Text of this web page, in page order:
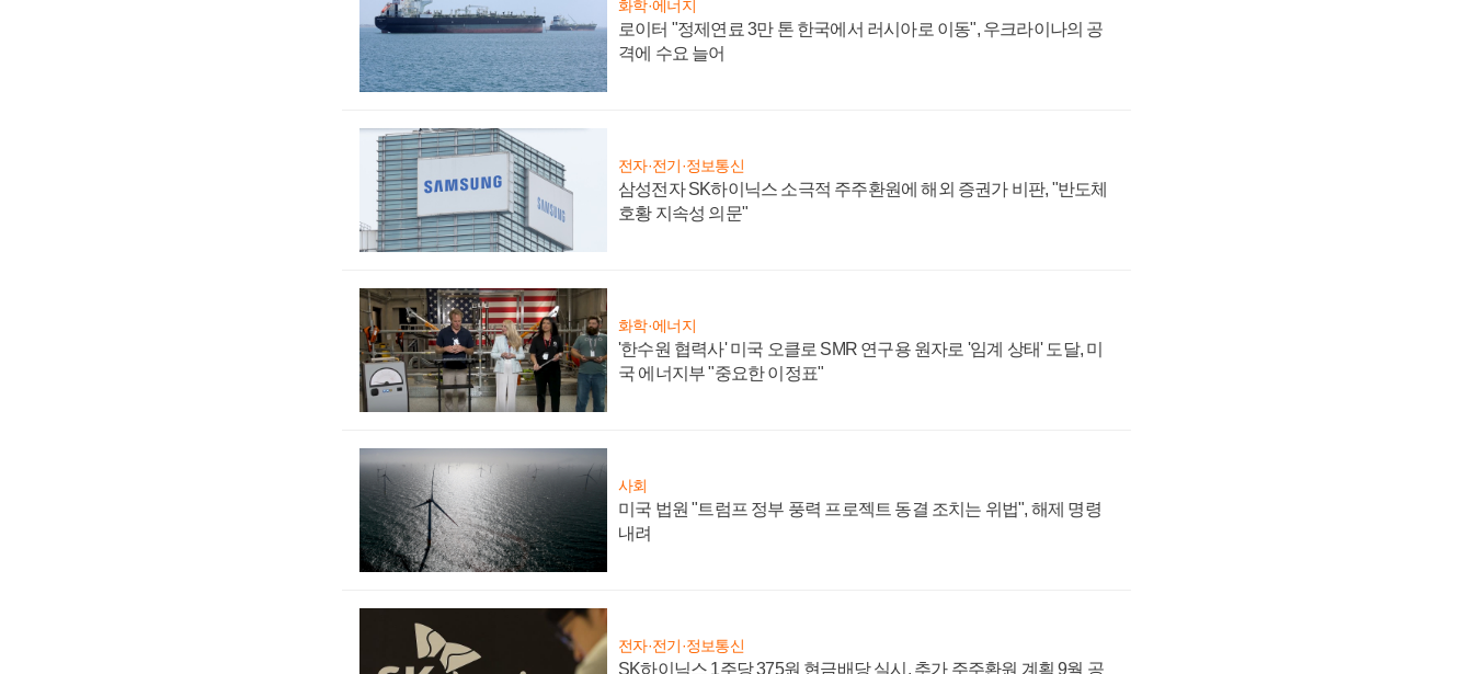
화학·에너지
로이터 "정제연료 3만 톤 한국에서 러시아로 이동", 우크라이나의 공
격에 수요 늘어
전자·전기·정보통신
삼성전자 SK하이닉스 소극적 주주환원에 해외 증권가 비판, "반도체
호황 지속성 의문"
화학·에너지
'한수원 협력사' 미국 오클로 SMR 연구용 원자로 '임계 상태' 도달, 미
국 에너지부 "중요한 이정표"
사회
미국 법원 "트럼프 정부 풍력 프로젝트 동결 조치는 위법", 해제 명령
내려
전자·전기·정보통신
SK하이닉스 1주당 375원 현금배당 실시, 추가 주주환원 계획 9월 공